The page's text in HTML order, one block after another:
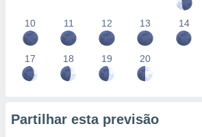
10 11 12 13 14
17 18 19 20
Partilhar esta previsão